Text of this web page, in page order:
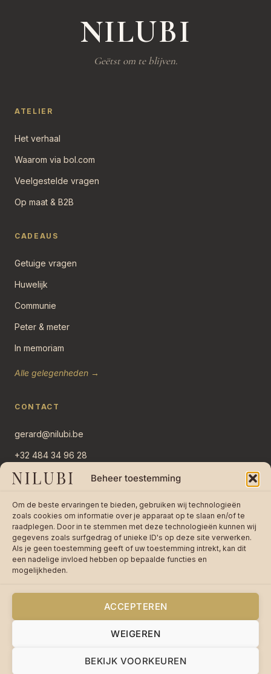
Beheer toestemming
Om de beste ervaringen te bieden, gebruiken wij technologieën
zoals cookies om informatie over je apparaat op te slaan en/of te
raadplegen. Door in te stemmen met deze technologieën kunnen wij
gegevens zoals surfgedrag of unieke ID's op deze site verwerken.
Als je geen toestemming geeft of uw toestemming intrekt, kan dit
een nadelige invloed hebben op bepaalde functies en
mogelijkheden.
ACCEPTEREN
WEIGEREN
BEKIJK VOORKEUREN
NILUBI
Geëtst om te blijven.
ATELIER
Het verhaal
Waarom via bol.com
Veelgestelde vragen
Op maat & B2B
CADEAUS
Getuige vragen
Huwelijk
Communie
Peter & meter
In memoriam
Alle gelegenheden →
CONTACT
gerard@nilubi.be
+32 484 34 96 28
Overlaar 11
2382 Ravels, België
Stuur bericht →
reviews op bol.com
Cookies· Algemene voorwaarden